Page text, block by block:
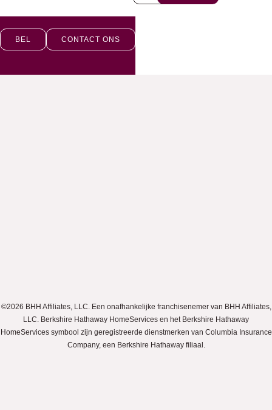
BEL CONTACT ONS
©2026 BHH Affiliates, LLC. Een onafhankelijke franchisenemer van BHH Affiliates,
LLC. Berkshire Hathaway HomeServices en het Berkshire Hathaway
HomeServices symbool zijn geregistreerde dienstmerken van Columbia Insurance
Company, een Berkshire Hathaway filiaal.